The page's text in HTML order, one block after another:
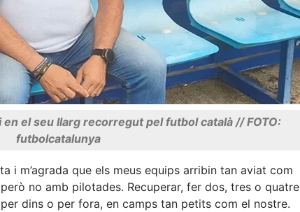
el seu llarg recorregut pel futbol català // FOTO:
futbolcatalunya
i m’agrada que els meus equips arribin tan aviat com
no amb pilotades. Recuperar, fer dos, tres o quatre
dins o per fora, en camps tan petits com el nostre.
els teus
interessos i
comportament
mentre
navegues pel
nostre lloc
web
possibilitat de
ofertes i
contingut
personalitzat.